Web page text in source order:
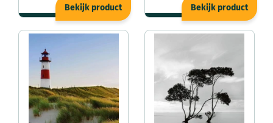
Bekijk product Bekijk product